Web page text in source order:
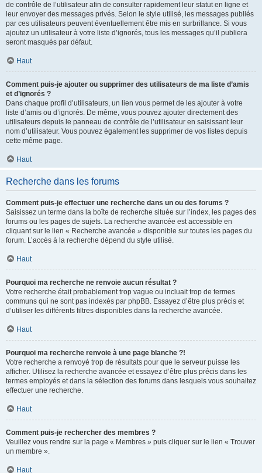
de contrôle de l’utilisateur afin de consulter rapidement leur statut en ligne et
leur envoyer des messages privés. Selon le style utilisé, les messages publiés
par ces utilisateurs peuvent éventuellement être mis en surbrillance. Si vous
ajoutez un utilisateur à votre liste d’ignorés, tous les messages qu’il publiera
seront masqués par défaut.
Haut
Comment puis-je ajouter ou supprimer des utilisateurs de ma liste d’amis
et d’ignorés ?
Dans chaque profil d’utilisateurs, un lien vous permet de les ajouter à votre
liste d’amis ou d’ignorés. De même, vous pouvez ajouter directement des
utilisateurs depuis le panneau de contrôle de l’utilisateur en saisissant leur
nom d’utilisateur. Vous pouvez également les supprimer de vos listes depuis
cette même page.
Haut
Recherche dans les forums
Comment puis-je effectuer une recherche dans un ou des forums ?
Saisissez un terme dans la boîte de recherche située sur l’index, les pages des
forums ou les pages de sujets. La recherche avancée est accessible en
cliquant sur le lien « Recherche avancée » disponible sur toutes les pages du
forum. L’accès à la recherche dépend du style utilisé.
Haut
Pourquoi ma recherche ne renvoie aucun résultat ?
Votre recherche était probablement trop vague ou incluait trop de termes
communs qui ne sont pas indexés par phpBB. Essayez d’être plus précis et
d’utiliser les différents filtres disponibles dans la recherche avancée.
Haut
Pourquoi ma recherche renvoie à une page blanche ?!
Votre recherche a renvoyé trop de résultats pour que le serveur puisse les
afficher. Utilisez la recherche avancée et essayez d’être plus précis dans les
termes employés et dans la sélection des forums dans lesquels vous souhaitez
effectuer une recherche.
Haut
Comment puis-je rechercher des membres ?
Veuillez vous rendre sur la page « Membres » puis cliquer sur le lien « Trouver
un membre ».
Haut